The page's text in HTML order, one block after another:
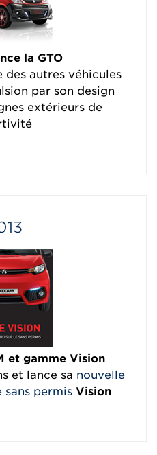
la GTO
des autres véhicules
par son design
extérieurs de
et gamme Vision
et lance sa nouvelle
permis Vision